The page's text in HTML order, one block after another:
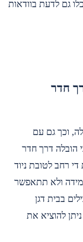
גם לדעת בוודאות
חדר
וכך גם עם
הובלה דרך חדר
רחב לטובת ניוד
ולא תתאפשר
בבית דגן
להוציא את